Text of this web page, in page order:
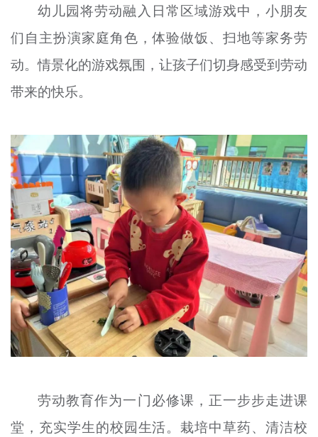
幼儿园将劳动融入日常区域游戏中，小朋友
们自主扮演家庭角色，体验做饭、扫地等家务劳
动。情景化的游戏氛围，让孩子们切身感受到劳动
带来的快乐。
劳动教育作为一门必修课，正一步步走进课
堂，充实学生的校园生活。栽培中草药、清洁校